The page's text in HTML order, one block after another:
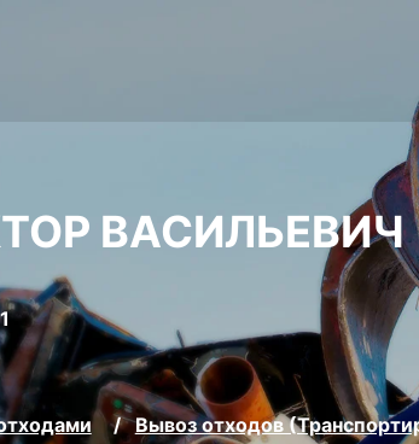
ВАСИЛЬЕВИЧ
Вывоз отходов